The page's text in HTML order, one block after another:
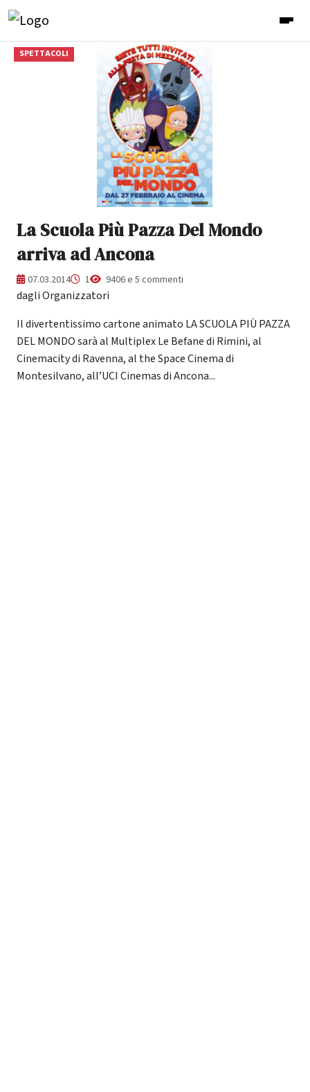
SPETTACOLI
La Scuola Più Pazza Del Mondo
arriva ad Ancona
07.03.2014 1 9406 e 5 commenti
dagli Organizzatori
Il divertentissimo cartone animato LA SCUOLA PIÙ PAZZA
DEL MONDO sarà al Multiplex Le Befane di Rimini, al
Cinemacity di Ravenna, al the Space Cinema di
Montesilvano, all’UCI Cinemas di Ancona...